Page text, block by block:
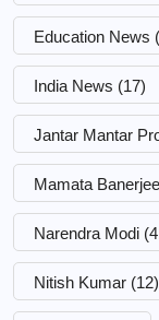
Education News
India News (17)
Jantar Mantar
Mamata Banerjee
Narendra Modi
Nitish Kumar (12)